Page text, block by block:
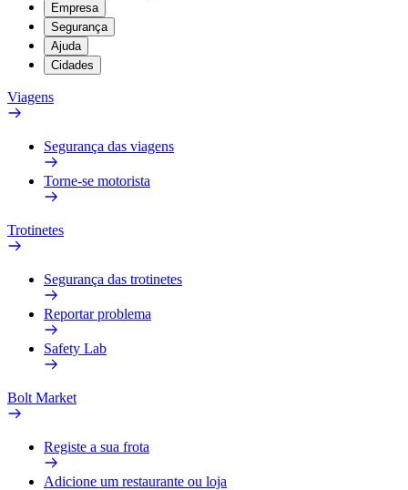
Empresa
Segurança
Ajuda
Cidades
Viagens
Segurança das viagens
Torne-se motorista
Trotinetes
Segurança das trotinetes
Reportar problema
Safety Lab
Bolt Market
Registe a sua frota
Adicione um restaurante ou loja